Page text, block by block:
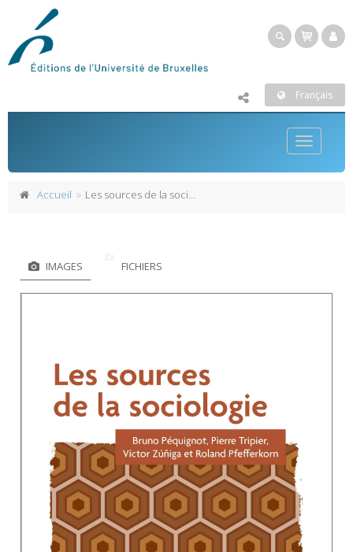
Français
Toggle
Accueil Les sources de la sociologie
IMAGES FICHIERS